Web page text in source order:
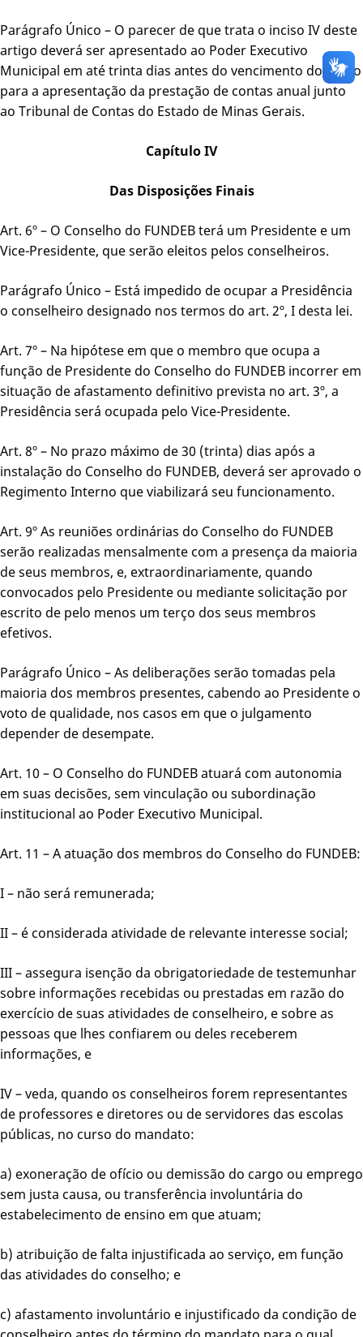
Parágrafo Único – O parecer de que trata o inciso IV deste
artigo deverá ser apresentado ao Poder Executivo
Municipal em até trinta dias antes do vencimento do prazo
para a apresentação da prestação de contas anual junto
ao Tribunal de Contas do Estado de Minas Gerais.
Capítulo IV
Das Disposições Finais
Art. 6º – O Conselho do FUNDEB terá um Presidente e um
Vice-Presidente, que serão eleitos pelos conselheiros.
Parágrafo Único – Está impedido de ocupar a Presidência
o conselheiro designado nos termos do art. 2º, I desta lei.
Art. 7º – Na hipótese em que o membro que ocupa a
função de Presidente do Conselho do FUNDEB incorrer em
situação de afastamento definitivo prevista no art. 3º, a
Presidência será ocupada pelo Vice-Presidente.
Art. 8º – No prazo máximo de 30 (trinta) dias após a
instalação do Conselho do FUNDEB, deverá ser aprovado o
Regimento Interno que viabilizará seu funcionamento.
Art. 9º As reuniões ordinárias do Conselho do FUNDEB
serão realizadas mensalmente com a presença da maioria
de seus membros, e, extraordinariamente, quando
convocados pelo Presidente ou mediante solicitação por
escrito de pelo menos um terço dos seus membros
efetivos.
Parágrafo Único – As deliberações serão tomadas pela
maioria dos membros presentes, cabendo ao Presidente o
voto de qualidade, nos casos em que o julgamento
depender de desempate.
Art. 10 – O Conselho do FUNDEB atuará com autonomia
em suas decisões, sem vinculação ou subordinação
institucional ao Poder Executivo Municipal.
Art. 11 – A atuação dos membros do Conselho do FUNDEB:
I – não será remunerada;
II – é considerada atividade de relevante interesse social;
III – assegura isenção da obrigatoriedade de testemunhar
sobre informações recebidas ou prestadas em razão do
exercício de suas atividades de conselheiro, e sobre as
pessoas que lhes confiarem ou deles receberem
informações, e
IV – veda, quando os conselheiros forem representantes
de professores e diretores ou de servidores das escolas
públicas, no curso do mandato:
a) exoneração de ofício ou demissão do cargo ou emprego
sem justa causa, ou transferência involuntária do
estabelecimento de ensino em que atuam;
b) atribuição de falta injustificada ao serviço, em função
das atividades do conselho; e
c) afastamento involuntário e injustificado da condição de